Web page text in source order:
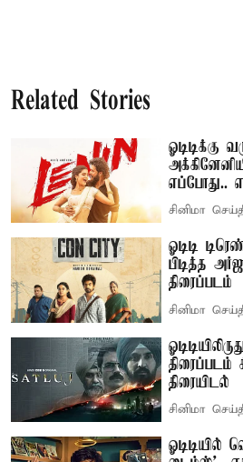
Related Stories
ஓடிடிக்கு
எப்போது..
சினிமா
ஓடிடி
பிடித்த
திரைப்படம்
சினிமா
திரைப்படம்
திரையிடல்
சினிமா
ஓடிடியில்